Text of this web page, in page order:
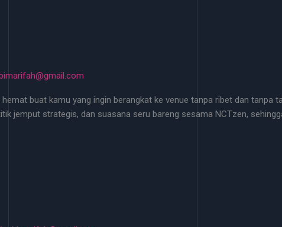
buat kamu yang ingin berangkat ke venue tanpa ribet dan tanpa
jemput strategis, dan suasana seru bareng sesama NCTzen,